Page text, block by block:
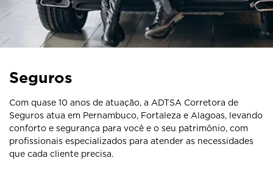
Seguros
Com quase 10 anos de atuação, a ADTSA Corretora de
Seguros atua em Pernambuco, Fortaleza e Alagoas, levando
conforto e segurança para você e o seu patrimônio, com
profissionais especializados para atender as necessidades
que cada cliente precisa.